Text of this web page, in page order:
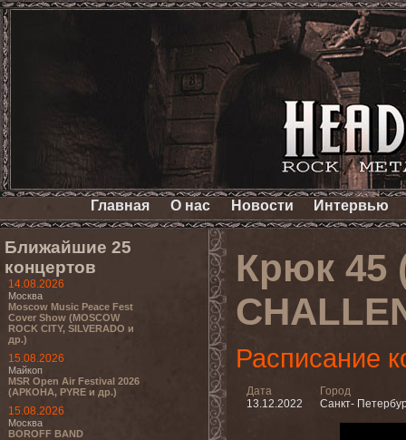
Главная О нас Новости Интервью
Ближайшие 25
концертов
14.08.2026
Москва
Moscow Music Peace Fest
Cover Show (MOSCOW
ROCK CITY, SILVERADO и
др.)
15.08.2026
Майкоп
MSR Open Air Festival 2026
(АРКОНА, PYRE и др.)
15.08.2026
Москва
BOROFF BAND
Крюк 45
Расписание
Дата
13.12.2022
Город
Санкт-